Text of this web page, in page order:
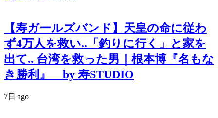
【寿ガールズバンド】天皇の命に従わ
ず4万人を救い..「釣りに行く」と家を
出て.. 台湾を救った男｜根本博『名もな
き勝利』 by 寿STUDIO
7日 ago